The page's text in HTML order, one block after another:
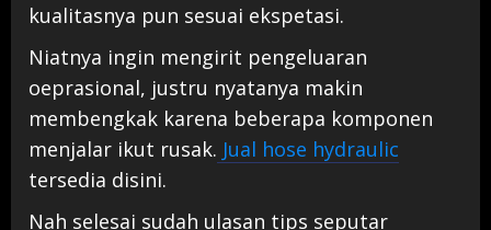
kualitasnya pun sesuai ekspetasi.
Niatnya ingin mengirit pengeluaran
oeprasional, justru nyatanya makin
membengkak karena beberapa komponen
menjalar ikut rusak. Jual hose hydraulic
tersedia disini.
Nah selesai sudah ulasan tips seputar